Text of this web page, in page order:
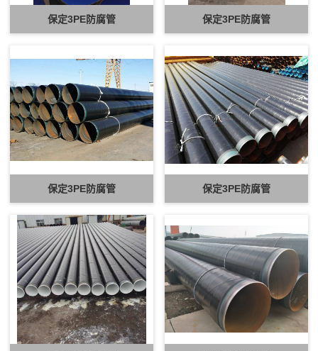
保定3PE防腐管 保定3PE防腐管
保定3PE防腐管 保定3PE防腐管